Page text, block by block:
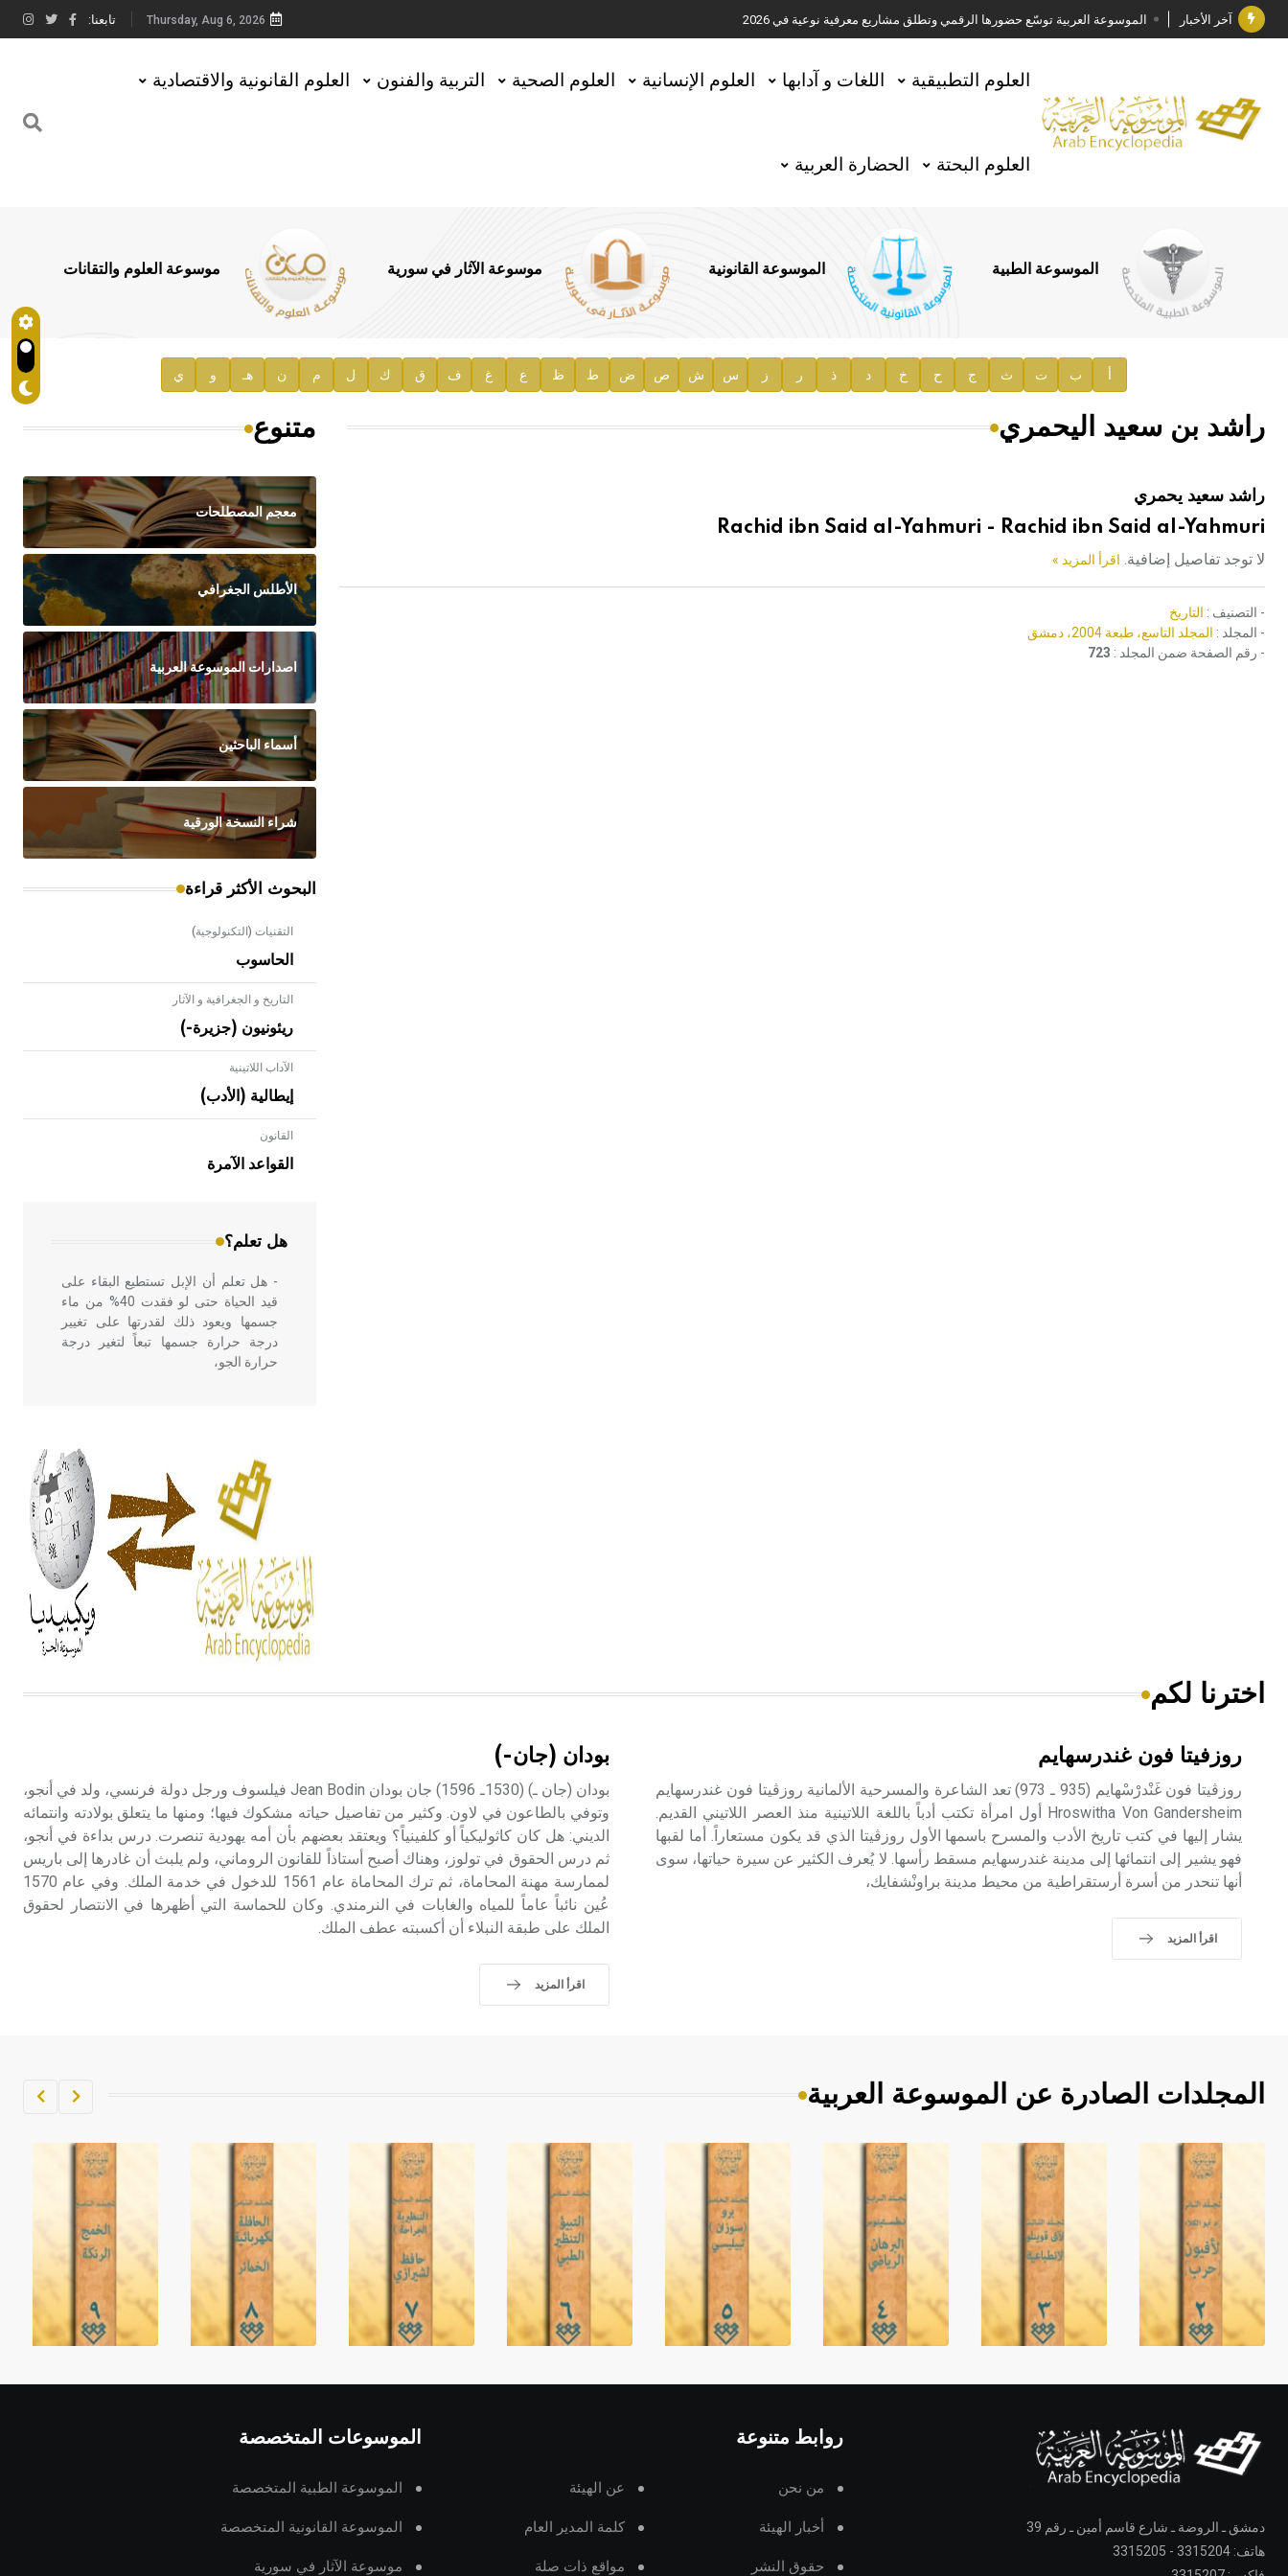
آخر الأخبار الموسوعة العربية توسّع حضورها الرقمي وتطلق مشاريع معرفية نوعية في 2026
جائزة مجمع الملك سلمان العالمي للغة العربية 2025
الأستاذ إياد خالد الطباع مدير عام لهيئة الموسوعة العربية
السيد محمد ياسين صالح وزيرا للثقافة
توصيات مجلس الإدارة
صدور المجلد السابع من موسوعة الآثار في سورية
إعلان..
هيئة الموسوعة العربية تطلق موسوعات جديدة في عام 2026
Thursday, Aug 6, 2026 تابعنا:
العلوم التطبيقية اللغات و آدابها العلوم الإنسانية العلوم الصحية التربية والفنون العلوم القانونية والاقتصادية
العلوم البحتة الحضارة العربية
الموسوعة الطبية الموسوعة القانونية موسوعة الآثار في سورية موسوعة العلوم والتقانات
أ ب ت ث ج ح خ د ذ ر ز س ش ص ض ط ظ ع غ ف ق ك ل م ن هـ و ي
راشد بن سعيد اليحمري
راشد سعيد يحمري
Rachid ibn Said al-Yahmuri - Rachid ibn Said al-Yahmuri
لا توجد تفاصيل إضافية. اقرأ المزيد »
- التصنيف : التاريخ
- المجلد : المجلد التاسع، طبعة 2004، دمشق
- رقم الصفحة ضمن المجلد : 723
متنوع
معجم المصطلحات
الأطلس الجغرافي
اصدارات الموسوعة العربية
أسماء الباحثين
شراء النسخة الورقية
البحوث الأكثر قراءة
التقنيات (التكنولوجية)
الحاسوب
التاريخ و الجغرافية و الآثار
ريئونيون (جزيرة-)
الآداب اللاتينية
إيطالية (الأدب)
القانون
القواعد الآمرة
هل تعلم؟
- هل تعلم أن الأبلق نوع من الفنون
الهندسية التي ارتبطت بالعمارة الإسلامية
في بلاد الشام ومصر خاصة، حيث يحرص
- هل تعلم أن الإبل تستطيع البقاء على
قيد الحياة حتى لو فقدت 40% من ماء
جسمها ويعود ذلك لقدرتها على تغيير
درجة حرارة جسمها تبعاً لتغير درجة
حرارة الجو،
أربعة مؤلفات هي: الحكم، الأدلة، تنظيم
التغذية، ورسالته في جروح الرأس.
ويعود له الفضل بأنه حرر الطب من
الدين والفلسفة.
- هل تعلم أن المرجان إفراز حيواني
يتكون في البحر ويتركب من مادة
كربونات الكلسيوم، وهو أحمر أو شديد
الحمرة وهو أجود أنواعه، ويمتاز بكبر
الحجم ويسمى الش
الإنكليزية أب
- هل تعلم أن أبجر Abgar اسم معروف
جيداً يعود إلى عدد من الملوك الذين
حكموا مدينة إديسا (الرها) من أبجر الأول
وحتى التاسع، وهم ينتسبون إلى أسرة
اخترنا لكم
روزفيتا فون غندرسهايم
روزڤيتا فون غَنْدرْسْهايم (935 ـ 973) تعد الشاعرة والمسرحية الألمانية روزڤيتا فون غندرسهايم
Hroswitha Von Gandersheim أول امرأة تكتب أدباً باللغة اللاتينية منذ العصر اللاتيني القديم.
يشار إليها في كتب تاريخ الأدب والمسرح باسمها الأول روزڤيتا الذي قد يكون مستعاراً. أما لقبها
فهو يشير إلى انتمائها إلى مدينة غندرسهايم مسقط رأسها. لا يُعرف الكثير عن سيرة حياتها، سوى
أنها تنحدر من أسرة أرستقراطية من محيط مدينة براونْشفايك،
اقرأ المزيد
بودان (جان-)
بودان (جان ـ) (1530ـ 1596) جان بودان Jean Bodin فيلسوف ورجل دولة فرنسي، ولد في أنجو،
وتوفي بالطاعون في لاون. وكثير من تفاصيل حياته مشكوك فيها؛ ومنها ما يتعلق بولادته وانتمائه
الديني: هل كان كاثوليكياً أو كلفينياً؟ ويعتقد بعضهم بأن أمه يهودية تنصرت. درس بداءة في أنجو،
ثم درس الحقوق في تولوز، وهناك أصبح أستاذاً للقانون الروماني، ولم يلبث أن غادرها إلى باريس
لممارسة مهنة المحاماة، ثم ترك المحاماة عام 1561 للدخول في خدمة الملك. وفي عام 1570
عُين نائباً عاماً للمياه والغابات في النرمندي. وكان للحماسة التي أظهرها في الانتصار لحقوق
الملك على طبقة النبلاء أن أكسبته عطف الملك.
اقرأ المزيد
المجلدات الصادرة عن الموسوعة العربية
دمشق ـ الروضة ـ شارع قاسم أمين ـ رقم 39
هاتف: 3315204 - 3315205
روابط متنوعة
من نحن عن الهيئة
أخبار الهيئة كلمة المدير العام
حقوق النشر مواقع ذات صلة
الموسوعات المتخصصة
الموسوعة الطبية المتخصصة
الموسوعة القانونية المتخصصة
موسوعة الآثار في سورية